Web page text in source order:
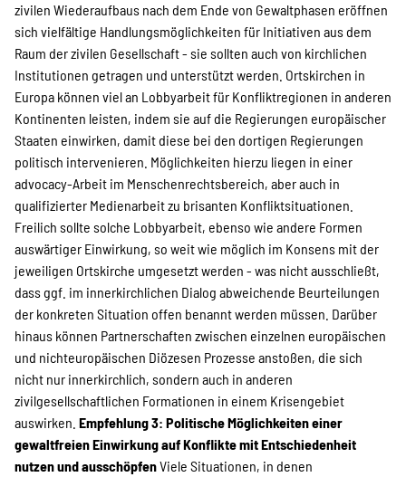
zivilen Wiederaufbaus nach dem Ende von Gewaltphasen eröffnen
sich vielfältige Handlungsmöglichkeiten für Initiativen aus dem
Raum der zivilen Gesellschaft - sie sollten auch von kirchlichen
Institutionen getragen und unterstützt werden. Ortskirchen in
Europa können viel an Lobbyarbeit für Konfliktregionen in anderen
Kontinenten leisten, indem sie auf die Regierungen europäischer
Staaten einwirken, damit diese bei den dortigen Regierungen
politisch intervenieren. Möglichkeiten hierzu liegen in einer
advocacy-Arbeit im Menschenrechtsbereich, aber auch in
qualifizierter Medienarbeit zu brisanten Konfliktsituationen.
Freilich sollte solche Lobbyarbeit, ebenso wie andere Formen
auswärtiger Einwirkung, so weit wie möglich im Konsens mit der
jeweiligen Ortskirche umgesetzt werden - was nicht ausschließt,
dass ggf. im innerkirchlichen Dialog abweichende Beurteilungen
der konkreten Situation offen benannt werden müssen. Darüber
hinaus können Partnerschaften zwischen einzelnen europäischen
und nichteuropäischen Diözesen Prozesse anstoßen, die sich
nicht nur innerkirchlich, sondern auch in anderen
zivilgesellschaftlichen Formationen in einem Krisengebiet
auswirken. Empfehlung 3: Politische Möglichkeiten einer
gewaltfreien Einwirkung auf Konflikte mit Entschiedenheit
nutzen und ausschöpfenViele Situationen, in denen